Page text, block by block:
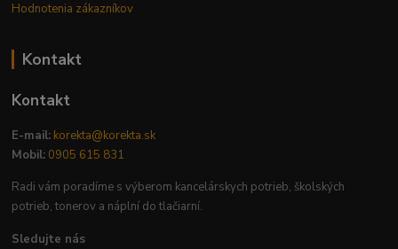
Hodnotenia zákazníkov
Kontakt
Kontakt
E-mail: korekta@korekta.sk
Mobil: 0905 615 831
Radi vám poradíme s výberom kancelárskych potrieb, školských
potrieb, tonerov a náplní do tlačiarní.
Sledujte nás